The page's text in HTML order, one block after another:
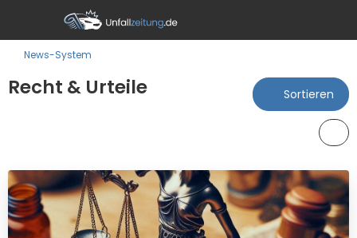
News-System
Recht & Urteile Sortieren